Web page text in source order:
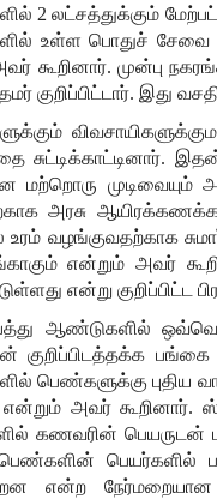
2லட்சத்துக்கும்
உள்ள பொதுச் சேவை
கூறினார்.முன்பு
குறிப்பிட்டார். இது
சுட்டிக்காட்டினார்.
மற்றொரு முடிவையும்
அரசு
உரம் வழங்குவதற்காக
என்றும் அவர்
என்று குறிப்பிட்ட
ஆண்டுகளில்
குறிப்பிடத்தக்க பங்கை
பெண்களுக்கு புதிய
என்றும் அவர் கூறினார்.
கணவரின் பெயருடன்
பெயர்களில்
என்ற நேர்மறையான